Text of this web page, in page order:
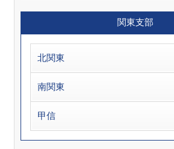
関東支部
北関東
南関東
甲信